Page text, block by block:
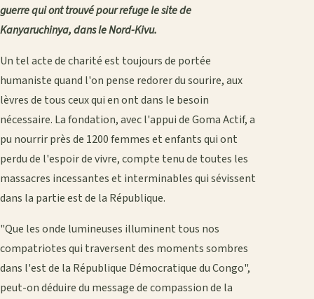
guerre qui ont trouvé pour refuge le site de
Kanyaruchinya, dans le Nord-Kivu.
Un tel acte de charité est toujours de portée
humaniste quand l'on pense redorer du sourire, aux
lèvres de tous ceux qui en ont dans le besoin
nécessaire. La fondation, avec l'appui de Goma Actif, a
pu nourrir près de 1200 femmes et enfants qui ont
perdu de l'espoir de vivre, compte tenu de toutes les
massacres incessantes et interminables qui sévissent
dans la partie est de la République.
"Que les onde lumineuses illuminent tous nos
compatriotes qui traversent des moments sombres
dans l'est de la République Démocratique du Congo",
peut-on déduire du message de compassion de la